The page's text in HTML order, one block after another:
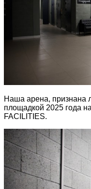
Наша арена, признана
площадкой 2025 года
FACILITIES.